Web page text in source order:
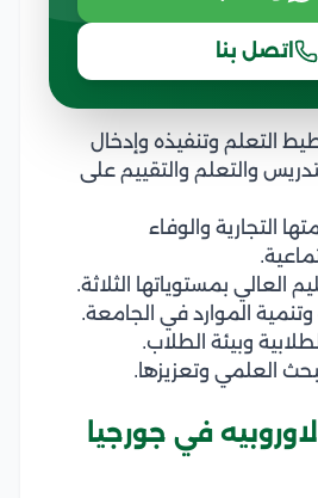
اتصل بنا
التعلم وتنفيذه وإدخال
والتعلم والتقييم على
التجارية والوفاء
العالي بمستوياتها الثلاثة.
وتنمية الموارد في الجامعة.
وبيئة الطلاب.
العلمي وتعزيزها.
في جورجيا